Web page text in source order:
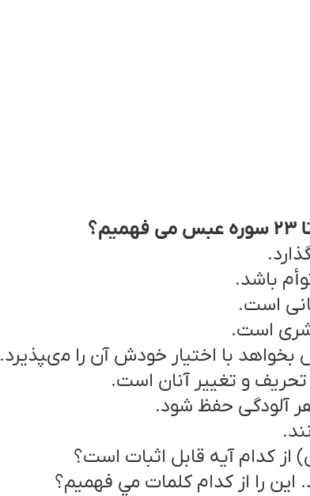
باشد.
است.
است.
با اختيار خودش آن را مى‏پذيرد.
تحريف و تغيير آنان است.
هر آلودگى حفظ شود.
از کدام آيه قابل اثبات است؟
اين را از کدام کلمات مي فهميم؟